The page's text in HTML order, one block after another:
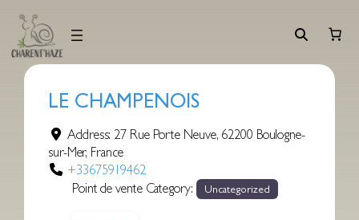
contenu
LE CHAMPENOIS
Address: 27 Rue Porte Neuve, 62200 Boulogne-
sur-Mer, France
+33675919462
Point de vente Category:
Uncategorized